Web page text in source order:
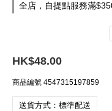
全店，自提點服務滿
HK$48.00
商品編號 4547315197859
送貨方式：標準配送